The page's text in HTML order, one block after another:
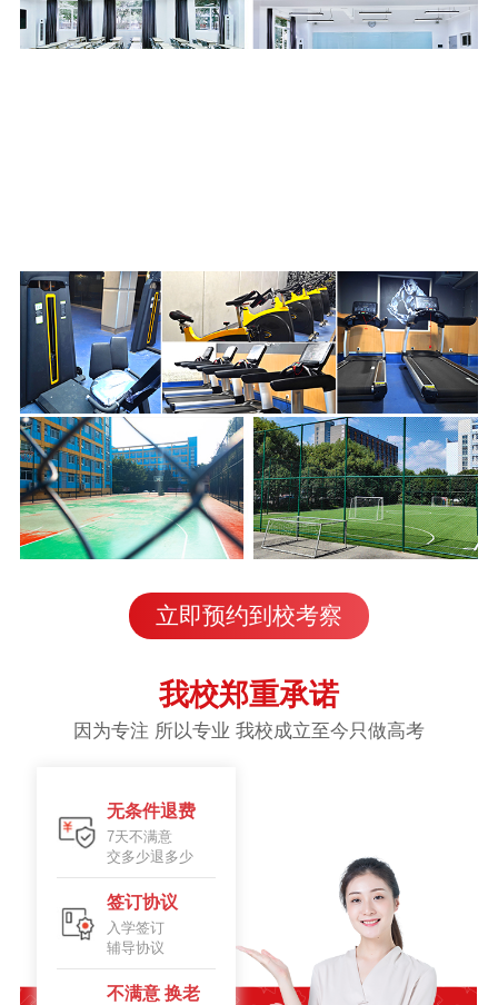
立即预约到校考察
我校郑重承诺
因为专注 所以专业 我校成立至今只做高考
无条件退费
7天不满意
交多少退多少
签订协议
入学签订
辅导协议
不满意 换老